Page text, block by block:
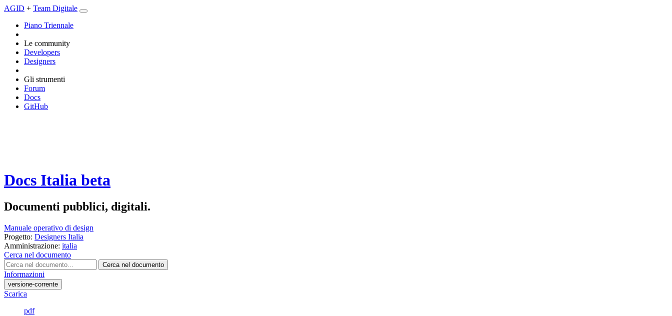
AGID + Team Digitale
Piano Triennale
Le community
Developers
Designers
Gli strumenti
Forum
Docs
GitHub
Docs Italia beta
Documenti pubblici, digitali.
Manuale operativo di design
Progetto: Designers Italia
Amministrazione: italia
Cerca nel documento
Cerca nel documento
Informazioni
versione-corrente
Scarica
pdf